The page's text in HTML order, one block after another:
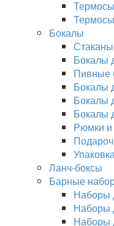
Бокалы
Бокалы
Пивные
Бокалы
Бокалы
Бокалы
Рюмки и
Ланч-боксы
Барные
Наборы
Наборы
Наборы